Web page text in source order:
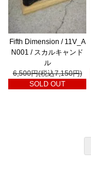
Fifth Dimension / 11V_A
N001 / スカルキャンド
ル
6,500円(税込7,150円)
SOLD OUT